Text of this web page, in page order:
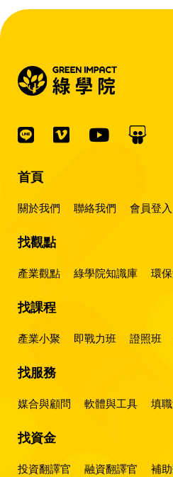
首頁
關於我們 聯絡我們 會員登入
找觀點
產業觀點 綠學院知識庫 環
找課程
產業小聚 即戰力班 證照班
找服務
媒合與顧問 軟體與工具 填
找資金
投資翻譯官 融資翻譯官 補